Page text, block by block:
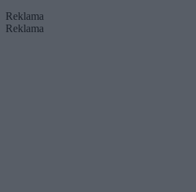
Reklama
Reklama